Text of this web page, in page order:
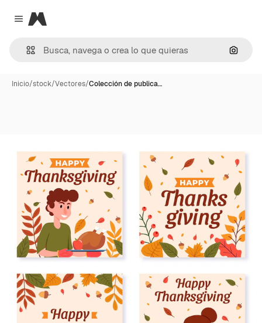
Close menu
Magnific
Inicio/stock/Vectores/Colección de publica…